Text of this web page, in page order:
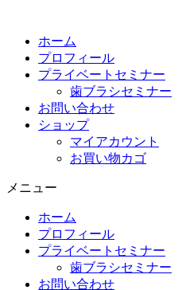
ホーム
プロフィール
プライベートセミナー
歯ブラシセミナー
お問い合わせ
ショップ
マイアカウント
お買い物カゴ
メニュー
ホーム
プロフィール
プライベートセミナー
歯ブラシセミナー
お問い合わせ